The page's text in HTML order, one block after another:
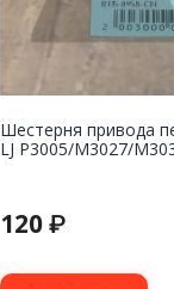
Шестерня привода
LJ P3005/M3027/
120 ₽